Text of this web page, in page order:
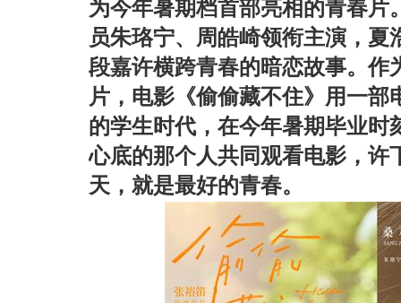
为今年暑期档首部亮相的青春
员朱珞宁、周皓崎领衔主演，
段嘉许横跨青春的暗恋故事。作
片，电影《偷偷藏不住》用一
的学生时代，在今年暑期毕业时
心底的那个人共同观看电影，许
天，就是最好的青春。